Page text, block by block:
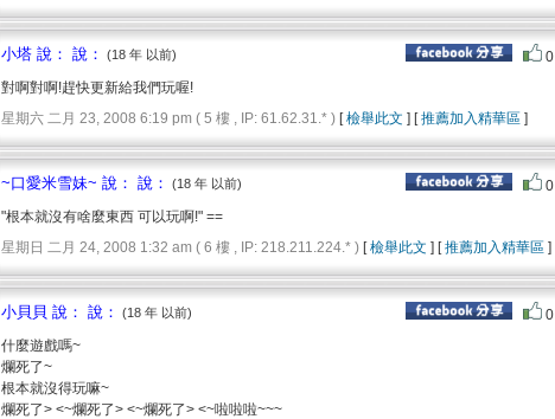
小塔 說： 說： (18 年 以前) 0
對啊對啊!趕快更新給我們玩喔!
星期六 二月 23, 2008 6:19 pm ( 5 樓 , IP: 61.62.31.* ) [檢舉此文 ] [推薦加入精華區 ]
~口愛米雪妹~ 說： 說： (18 年 以前) 0
"根本就沒有啥麼東西 可以玩啊!" ==
星期日 二月 24, 2008 1:32 am ( 6 樓 , IP: 218.211.224.* ) [檢舉此文 ] [推薦加入精華區 ]
小貝貝 說： 說： (18 年 以前) 0
什麼遊戲嗎~
爛死了~
根本就沒得玩嘛~
爛死了> <~爛死了> <~爛死了> <~啦啦啦~~~